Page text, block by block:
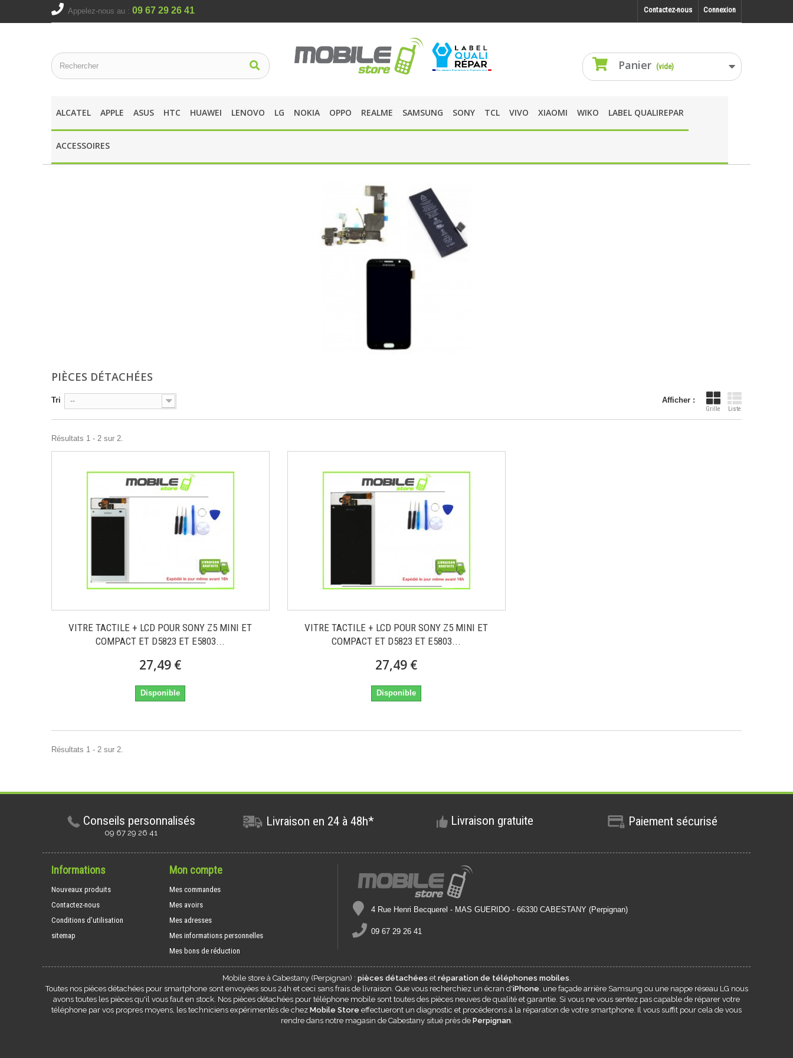
Connexion
Contactez-nous
Appelez-nous au : 09 67 29 26 41
Panier (vide)
ALCATEL APPLE ASUS HTC HUAWEI LENOVO LG NOKIA OPPO REALME SAMSUNG SONY TCL VIVO XIAOMI WIKO LABEL QUALIREPAR
ACCESSOIRES
PIÈCES DÉTACHÉES
Afficher :
Grille Liste
Tri --
Résultats 1 - 2 sur 2.
VITRE TACTILE + LCD POUR SONY Z5 MINI ET
COMPACT ET D5823 ET E5803...
27,49 €
Disponible
VITRE TACTILE + LCD POUR SONY Z5 MINI ET
COMPACT ET D5823 ET E5803...
27,49 €
Disponible
Résultats 1 - 2 sur 2.
Conseils personnalisés
09 67 29 26 41
Livraison en 24 à 48h* Livraison gratuite Paiement sécurisé
Informations
Nouveaux produits
Contactez-nous
Conditions d'utilisation
sitemap
Mon compte
Mes commandes
Mes avoirs
Mes adresses
Mes informations personnelles
Mes bons de réduction
4 Rue Henri Becquerel - MAS GUERIDO - 66330 CABESTANY (Perpignan)
09 67 29 26 41
Mobile store à Cabestany(Perpignan) : pièces détachées et réparation de téléphones mobiles.
Toutes nos pièces détachées pour smartphone sont envoyées sous 24h et ceci sans frais de livraison. Que vous recherchiez un écran d'iPhone, une façade arrière Samsung ou une nappe réseau LG nous
avons toutes les pièces qu'il vous faut en stock. Nos pièces détachées pour téléphone mobile sont toutes des pièces neuves de qualité et garantie. Si vous ne vous sentez pas capable de réparer votre
téléphone par vos propres moyens, les techniciens expérimentés de chez Mobile Store effectueront un diagnostic et procéderons à la réparation de votre smartphone. Il vous suffit pour cela de vous
rendre dans notre magasin de Cabestanysitué près de Perpignan.